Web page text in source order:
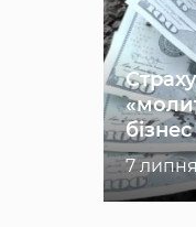
бізнес
7 липня